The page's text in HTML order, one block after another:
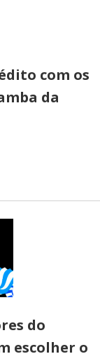
com os
da
do
escolher o